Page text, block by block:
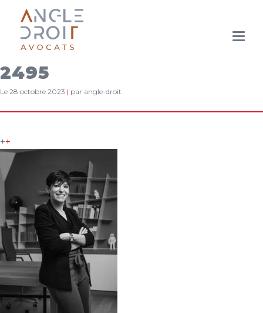
Aller
au
2495
Le 28 octobre 2023 | par angle-droit
++